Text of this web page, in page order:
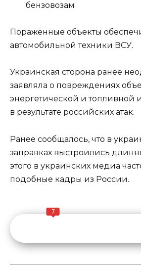
бензовозам
Поражённые объекты
автомобильной техники ВСУ.
Украинская сторона ранее
заявляла о повреждениях
энергетической и топливной
в результате российских атак.
Ранее сообщалось, что в
заправках выстроились
этого в украинских медиа
подобные кадры из России.
7